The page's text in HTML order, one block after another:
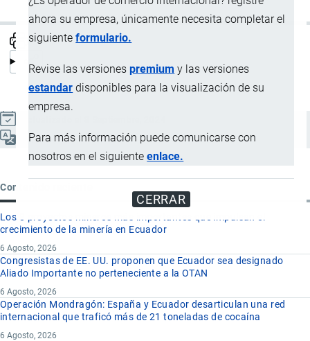
ahora su empresa, únicamente necesita completar el
siguienteformulario.
Revise las versionespremium y las versiones
estandar disponibles para la visualización de su
empresa.
Para más información puede comunicarse con
nosotros en el siguienteenlace.
CERRAR
Español
Contenido reciente
Los 8 proyectos mineros más importantes que impulsan el
crecimiento de la minería en Ecuador
6 Agosto, 2026
Congresistas de EE. UU. proponen que Ecuador sea designado
Aliado Importante no perteneciente a la OTAN
6 Agosto, 2026
Operación Mondragón: España y Ecuador desarticulan una red
internacional que traficó más de 21 toneladas de cocaína
6 Agosto, 2026